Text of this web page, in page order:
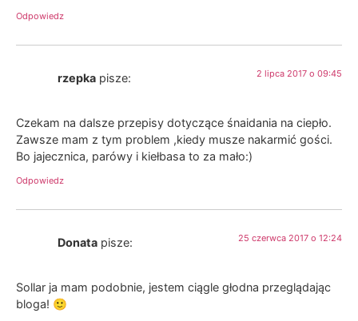
Odpowiedz
rzepka pisze: 2 lipca 2017 o 09:45
Czekam na dalsze przepisy dotyczące śnaidania na ciepło.
Zawsze mam z tym problem ,kiedy musze nakarmić gości.
Bo jajecznica, parówy i kiełbasa to za mało:)
Odpowiedz
Donata pisze: 25 czerwca 2017 o 12:24
Sollar ja mam podobnie, jestem ciągle głodna przeglądając
bloga! 🙂